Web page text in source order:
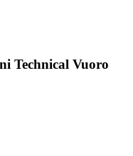
Technical Vuoro